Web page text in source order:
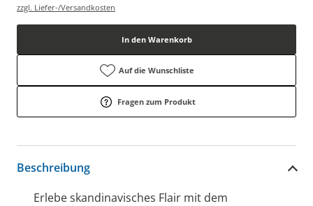
zzgl. Liefer-/Versandkosten
In den Warenkorb
Auf die Wunschliste
Fragen zum Produkt
Beschreibung
Erlebe skandinavisches Flair mit dem